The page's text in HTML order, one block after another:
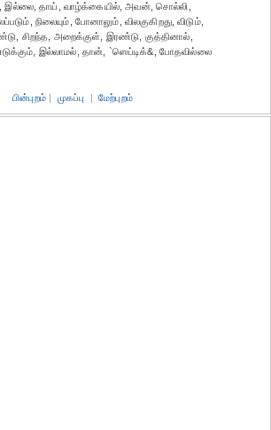
இல்லை, தாய், வாழ்க்கையில், அவன், சொல்லி,
நிலையும், போனாலும், விலகுகிறது, விடும்,
சிறந்த, அறைக்குள், இரண்டு, குத்தினால்,
இல்லாமல், தான், `ஸெப்டிக்&, போதவில்லை
பின்புறம் | முகப்பு | மேற்புறம்